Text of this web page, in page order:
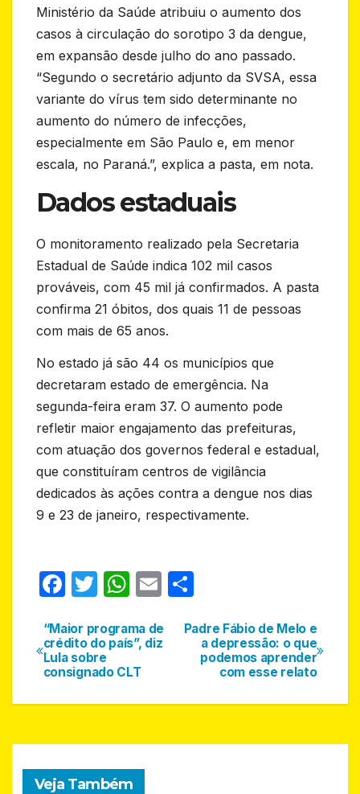
Ministério da Saúde atribuiu o aumento dos
casos à circulação do sorotipo 3 da dengue,
em expansão desde julho do ano passado.
“Segundo o secretário adjunto da SVSA, essa
variante do vírus tem sido determinante no
aumento do número de infecções,
especialmente em São Paulo e, em menor
escala, no Paraná.”, explica a pasta, em nota.
Dados estaduais
O monitoramento realizado pela Secretaria
Estadual de Saúde indica 102 mil casos
prováveis, com 45 mil já confirmados. A pasta
confirma 21 óbitos, dos quais 11 de pessoas
com mais de 65 anos.
No estado já são 44 os municípios que
decretaram estado de emergência. Na
segunda-feira eram 37. O aumento pode
refletir maior engajamento das prefeituras,
com atuação dos governos federal e estadual,
que constituíram centros de vigilância
dedicados às ações contra a dengue nos dias
9 e 23 de janeiro, respectivamente.
F
c
e
b
o
o
k
T
itt
er
W
at
s
A
p
p
E
ail ar
e
Navegação
de
Post
Padre Fábio de Melo e
a depressão: o que
podemos aprender
com esse relato
“Maior programa de
crédito do país”, diz
Lula sobre
consignado CLT
Veja Também